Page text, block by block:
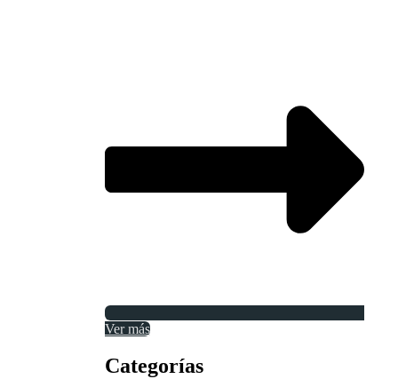
Ver más
Categorías